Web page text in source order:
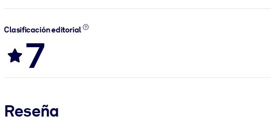
Clasificación editorial
7
Reseña